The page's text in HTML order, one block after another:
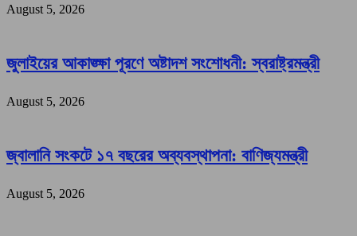
August 5, 2026
জুলাইয়ের আকাঙ্ক্ষা পূরণে অষ্টাদশ সংশোধনী: স্বরাষ্ট্রমন্ত্রী
August 5, 2026
জ্বালানি সংকটে ১৭ বছরের অব্যবস্থাপনা: বাণিজ্যমন্ত্রী
August 5, 2026